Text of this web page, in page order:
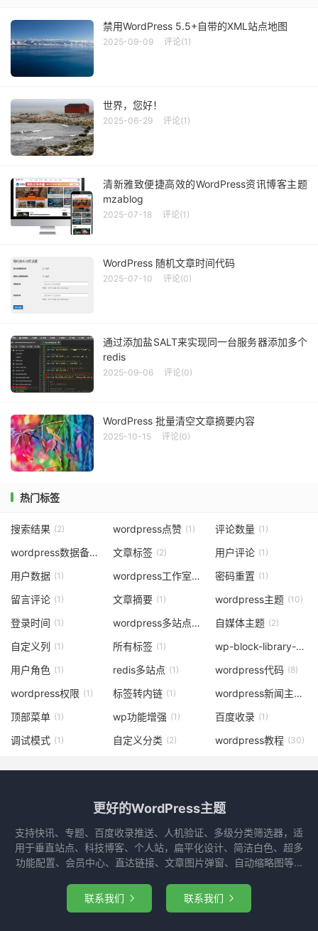
禁用WordPress 5.5+自带的XML站点地图
2025-09-09 评论(1)
世界，您好！
2025-06-29 评论(1)
清新雅致便捷高效的WordPress资讯博客主题
mzablog
2025-07-18 评论(1)
WordPress 随机文章时间代码
2025-07-10 评论(0)
通过添加盐SALT来实现同一台服务器添加多个
redis
2025-09-06 评论(0)
WordPress 批量清空文章摘要内容
2025-10-15 评论(0)
热门标签
搜索结果 (2) wordpress点赞 (1) 评论数量 (1)
wordpress数据备份 文章标签 (2) 用户评论 (1)
用户数据 (1) wordpress工作室主题 (2)
密码重置 (1)
留言评论 (1) 文章摘要 (1) wordpress主题 (10)
登录时间 (1) wordpress多站点 自媒体主题 (2)
自定义列 (1) 所有标签 (1) wp-block-library-css
用户角色 (1) redis多站点 (1) wordpress代码 (8)
wordpress权限 (1) 标签转内链 (1) wordpress新闻主题
顶部菜单 (1) wp功能增强 (1) 百度收录 (1)
调试模式 (1) 自定义分类 (2) wordpress教程 (30)
更好的WordPress主题
支持快讯、专题、百度收录推送、人机验证、多级分类筛选器，适
用于垂直站点、科技博客、个人站，扁平化设计、简洁白色、超多
功能配置、会员中心、直达链接、文章图片弹窗、自动缩略图等...
联系我们  联系我们 